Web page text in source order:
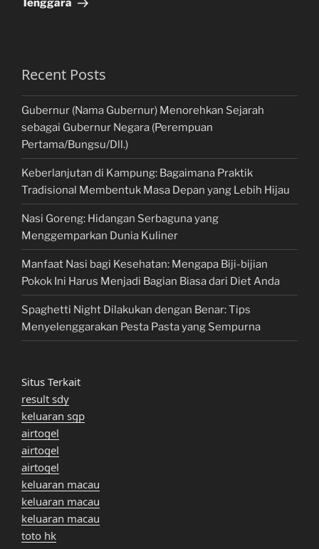
Tenggara
Recent Posts
Gubernur (Nama Gubernur) Menorehkan Sejarah
sebagai Gubernur Negara (Perempuan
Pertama/Bungsu/Dll.)
Keberlanjutan di Kampung: Bagaimana Praktik
Tradisional Membentuk Masa Depan yang Lebih Hijau
Nasi Goreng: Hidangan Serbaguna yang
Menggemparkan Dunia Kuliner
Manfaat Nasi bagi Kesehatan: Mengapa Biji-bijian
Pokok Ini Harus Menjadi Bagian Biasa dari Diet Anda
Spaghetti Night Dilakukan dengan Benar: Tips
Menyelenggarakan Pesta Pasta yang Sempurna
Situs Terkait
result sdy
keluaran sgp
airtogel
airtogel
airtogel
keluaran macau
keluaran macau
keluaran macau
toto hk